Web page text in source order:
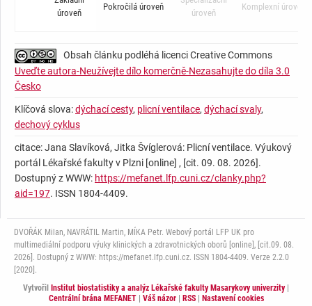
úroveň
Pokročilá úroveň
úroveň
Komplexní úroveň
Obsah článku podléhá licenci Creative Commons
Uveďte autora-Neužívejte dílo komerčně-Nezasahujte do díla 3.0
Česko
Klíčová slova:dýchací cesty, plicní ventilace, dýchací svaly,
dechový cyklus
citace: Jana Slavíková, Jitka Švíglerová: Plicní ventilace. Výukový
portál Lékařské fakulty v Plzni [online] , [cit. 09. 08. 2026].
Dostupný z WWW: https://mefanet.lfp.cuni.cz/clanky.php?
aid=197. ISSN 1804-4409.
DVOŘÁK Milan, NAVRÁTIL Martin, MÍKA Petr. Webový portál LFP UK pro
multimediální podporu výuky klinických a zdravotnických oborů [online], [cit.09. 08.
2026]. Dostupný z WWW: https://mefanet.lfp.cuni.cz. ISSN 1804-4409. Verze 2.2.0
[2020].
Vytvořil
Institut biostatistiky a analýz Lékařské fakulty Masarykovy univerzity|
Centrální brána MEFANET| Váš názor| RSS| Nastavení cookies